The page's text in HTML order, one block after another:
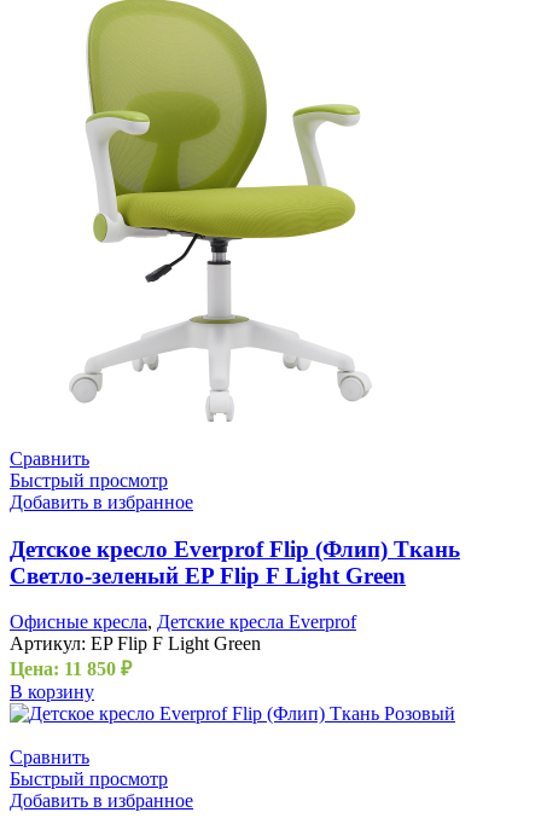
Сравнить
Быстрый просмотр
Добавить в избранное
Детское кресло Everprof Flip (Флип) Ткань
Светло-зеленый EP Flip F Light Green
Офисные кресла, Детские кресла Everprof
Артикул: EP Flip F Light Green
Цена: 11 850 ₽
В корзину
Сравнить
Быстрый просмотр
Добавить в избранное